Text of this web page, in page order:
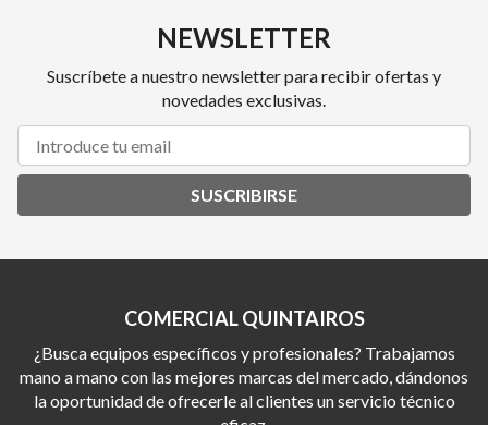
NEWSLETTER
Suscríbete a nuestro newsletter para recibir ofertas y
novedades exclusivas.
SUSCRIBIRSE
COMERCIAL QUINTAIROS
¿Busca equipos específicos y profesionales? Trabajamos
mano a mano con las mejores marcas del mercado, dándonos
la oportunidad de ofrecerle al clientes un servicio técnico